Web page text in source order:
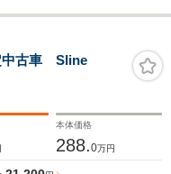
中古車 Sline
本体価格
288.0万円